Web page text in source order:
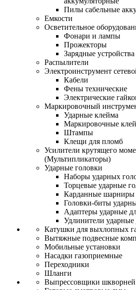
Пилы сабельные
Емкости
Осветительное
Фонари и лампы
Прожекторы
Зарядные
Распылители
Электроинструмент
Кабели
Фены технические
Электрические
Маркировочный
Ударные клейма
Маркировочные
Штампы
Клещи для пломб
Усилители крутящего
(Мультипликаторы)
Ударные головки
Наборы ударных
Торцевые ударные
Карданные шарниры
Головки-биты
Адаптеры ударные
Удлинители ударные
Катушки для выхлопных
Вытяжные подвесные
Мобильные установки
Насадки газоприемные
Переходники
Шланги
Выпрессовщики шкворней